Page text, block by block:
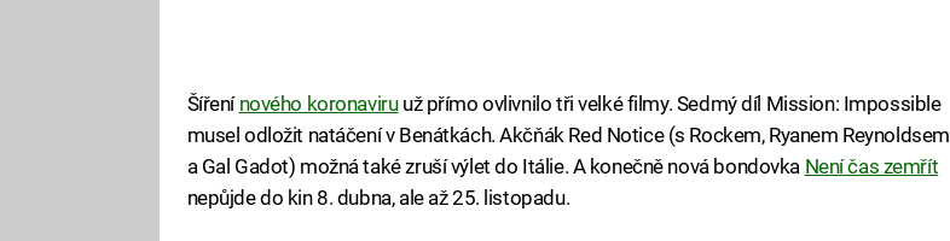
Šíření nového koronaviruuž přímo ovlivnilo tři velké filmy. Sedmý díl Mission: Impossible
musel odložit natáčení v Benátkách. Akčňák Red Notice (s Rockem, Ryanem Reynoldsem
a Gal Gadot) možná také zruší výlet do Itálie. A konečně nová bondovka Není čas zemřít
nepůjde do kin 8. dubna, ale až 25. listopadu.